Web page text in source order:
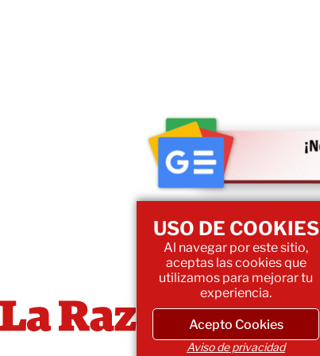
USO DE COOKIES
Al navegar por este sitio,
aceptas las cookies que
utilizamos para mejorar tu
experiencia.
Acepto Cookies
Aviso de privacidad